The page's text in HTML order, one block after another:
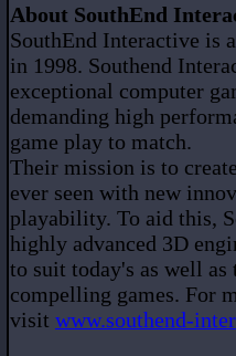
About SouthEnd
SouthEnd Interactive is
in 1998. Southend
exceptional computer
demanding high
game play to match.
Their mission is to
ever seen with new
playability. To aid this,
highly advanced 3D
to suit today's as well
compelling games. For
visit www.southend-